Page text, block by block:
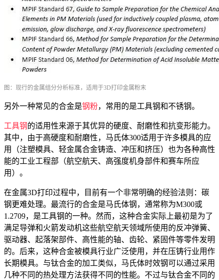
图：现行的金属组分分析标准，适用于3D打印金属粉末
另外一种常见的合金是钢粉，常用的是工具钢和不锈钢。
工具钢 的适用性来源于其优异的硬度、耐磨性和抗变形能力。
其中，由于高硬度和耐磨性，马氏体300适用于许多模具的应
用（注塑模具、轻金属合金铸造、冲压和挤压）也为各种高性
能的工业工程部（航空航天、高强度机身部件和赛车所应
用）。
在金属3D打印过程中，目前有一个非常明确的经验法则：碳
钢更难处理。最流行的合金是马氏体钢，通常称为M300或
1.2709，是工具钢的一种。然而，这种合金实际上最初是为了
满足导弹和火箭发动机这些航空航天领域所使用的反冲弹簧、
驱动器、起落架部件、高性能的轴、齿轮、紧固件等零件发明
的。后来，这种合金被模具行业广泛使用，并在压铸行业用作
长期模具。与钛合金的加工类似，马氏体时效钢可以通过采用
几种不同的热处理方法获得不同的性能。不过与钛合金不同的